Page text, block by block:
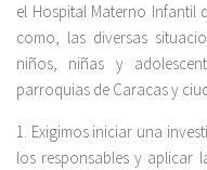
el Hospital Materno Infantil
como, las diversas
niños, niñas y
parroquias de Caracas y
1. Exigimos iniciar una
los responsables y aplicar